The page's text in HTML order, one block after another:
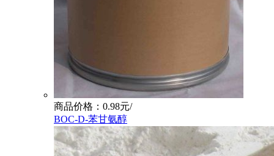
商品价格：0.98元/
BOC-D-苯甘氨醇